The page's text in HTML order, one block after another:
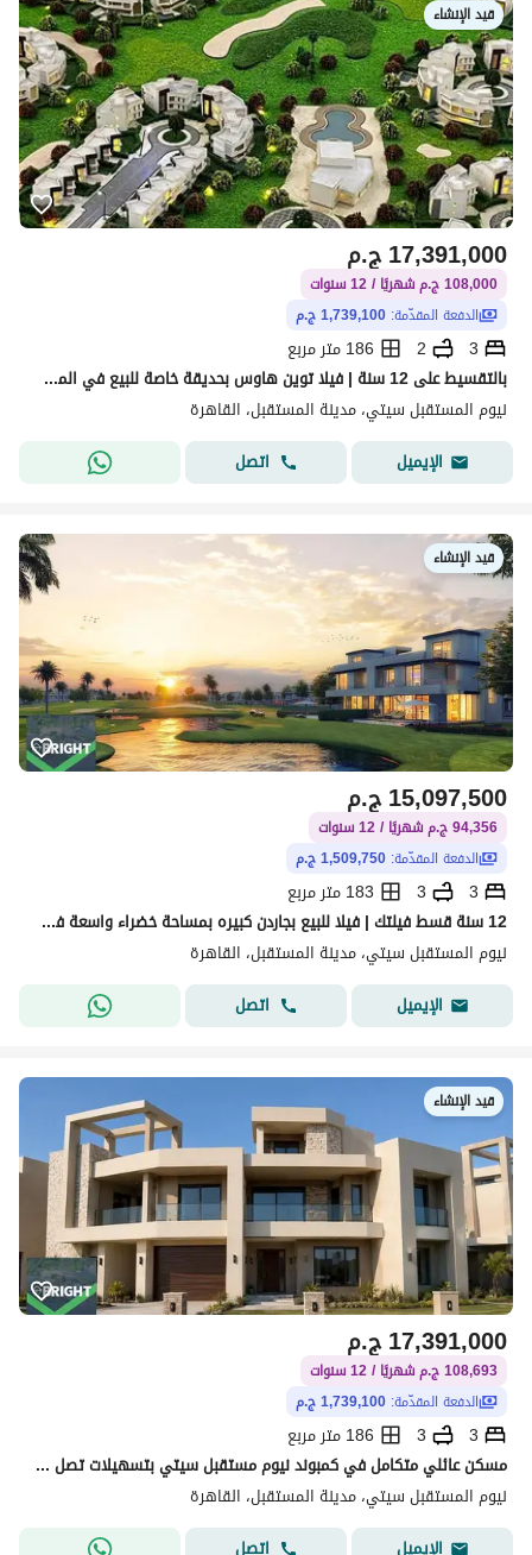
قيد الإنشاء
ج.م17,391,000
108,000 ج.م شهريًا / 12 سنوات
الدفعة المقدّمة: 1,739,100 ج.م
3
2
186 متر مربع
بالتقسيط على 12 سنة | فيلا توين هاوس بحديقة خاصة للبيع في المستقبل سيتي
نيوم المستقبل سيتي، مدينة المستقبل، القاهرة
الإيميل
اتصل
قيد الإنشاء
ج.م15,097,500
94,356 ج.م شهريًا / 12 سنوات
الدفعة المقدّمة: 1,509,750 ج.م
3
3
183 متر مربع
12 سنة قسط فيلتك | فيلا للبيع بجاردن كبيره بمساحة خضراء واسعة في مشروع نيوم مستقبل سيتي
نيوم المستقبل سيتي، مدينة المستقبل، القاهرة
الإيميل
اتصل
قيد الإنشاء
ج.م17,391,000
108,693 ج.م شهريًا / 12 سنوات
الدفعة المقدّمة: 1,739,100 ج.م
3
3
186 متر مربع
مسكن عائلي متكامل في كمبوند نيوم مستقبل سيتي بتسهيلات تصل الي 12 سنة
نيوم المستقبل سيتي، مدينة المستقبل، القاهرة
الإيميل
اتصل